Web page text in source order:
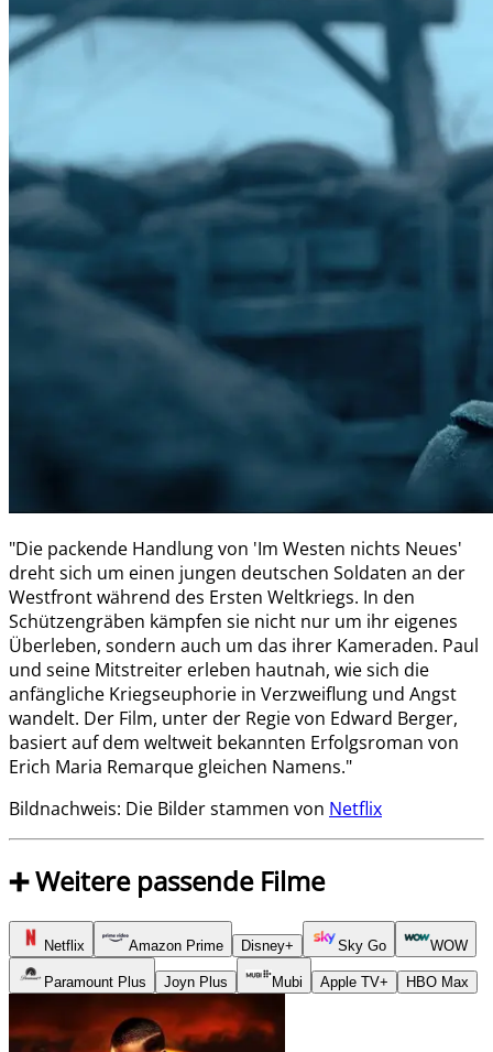
"Die packende Handlung von 'Im Westen nichts Neues'
dreht sich um einen jungen deutschen Soldaten an der
Westfront während des Ersten Weltkriegs. In den
Schützengräben kämpfen sie nicht nur um ihr eigenes
Überleben, sondern auch um das ihrer Kameraden. Paul
und seine Mitstreiter erleben hautnah, wie sich die
anfängliche Kriegseuphorie in Verzweiflung und Angst
wandelt. Der Film, unter der Regie von Edward Berger,
basiert auf dem weltweit bekannten Erfolgsroman von
Erich Maria Remarque gleichen Namens."
Bildnachweis: Die Bilder stammen von Netflix
➕ Weitere passende Filme
Netflix Amazon Prime Disney+ Sky Go WOW
Paramount Plus Joyn Plus Mubi Apple TV+ HBO Max